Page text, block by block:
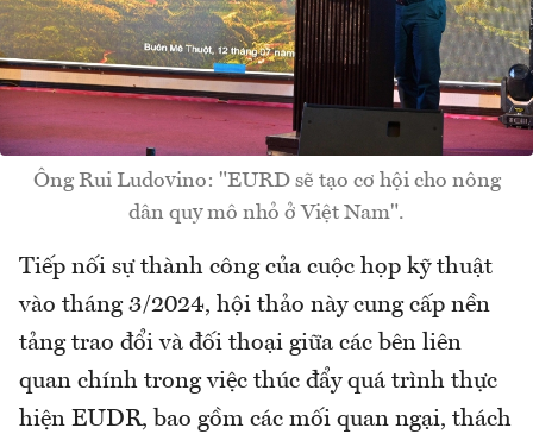
Ông Rui Ludovino: "EURD sẽ tạo cơ hội cho nông
dân quy mô nhỏ ở Việt Nam".
Tiếp nối sự thành công của cuộc họp kỹ thuật
vào tháng 3/2024, hội thảo này cung cấp nền
tảng trao đổi và đối thoại giữa các bên liên
quan chính trong việc thúc đẩy quá trình thực
hiện EUDR, bao gồm các mối quan ngại, thách